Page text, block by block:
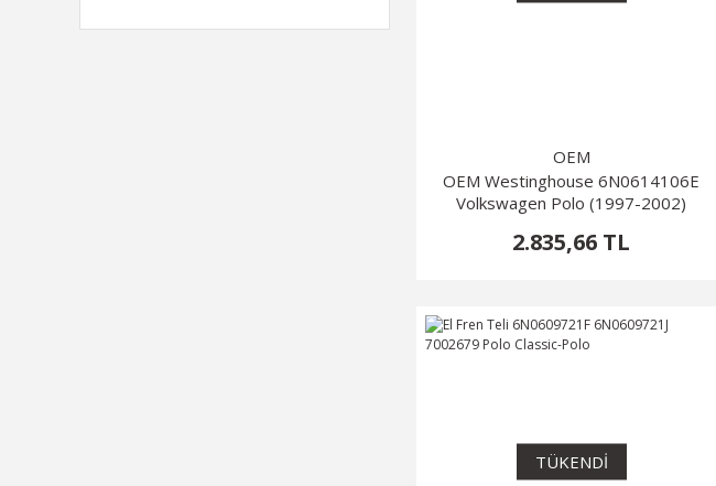
OEM
OEM Westinghouse 6N0614106E
Volkswagen Polo (1997-2002)
2.835,66 TL
TÜKENDİ